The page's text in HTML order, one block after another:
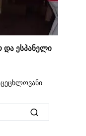
ესპანელი